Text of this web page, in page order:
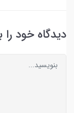
دیدگاه خود را